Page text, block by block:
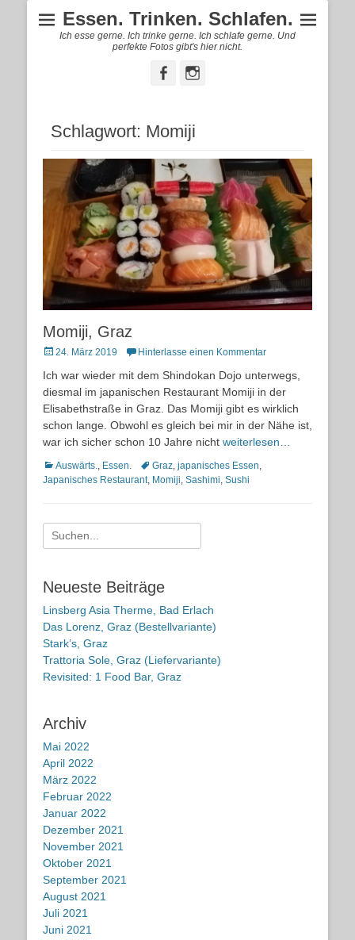
Essen. Trinken. Schlafen.
Ich esse gerne. Ich trinke gerne. Ich schlafe gerne. Und
perfekte Fotos gibt's hier nicht.
FacebookInstagram
Schlagwort: Momiji
Momiji, Graz
Posted24. März 2019 Hinterlasse einen Kommentar
Ich war wieder mit dem Shindokan Dojo unterwegs,
diesmal im japanischen Restaurant Momiji in der
Elisabethstraße in Graz. Das Momiji gibt es wirklich
schon lange. Obwohl es gleich bei mir in der Nähe ist,
war ich sicher schon 10 Jahre nicht weiterlesen…
Kategorien
Auswärts., Essen. Schlagworte
Graz, japanisches Essen,
Japanisches Restaurant, Momiji, Sashimi, Sushi
Suche
nach:
Neueste Beiträge
Linsberg Asia Therme, Bad Erlach
Das Lorenz, Graz (Bestellvariante)
Stark’s, Graz
Trattoria Sole, Graz (Liefervariante)
Revisited: 1 Food Bar, Graz
Archiv
Mai 2022
April 2022
März 2022
Februar 2022
Januar 2022
Dezember 2021
November 2021
Oktober 2021
September 2021
August 2021
Juli 2021
Juni 2021